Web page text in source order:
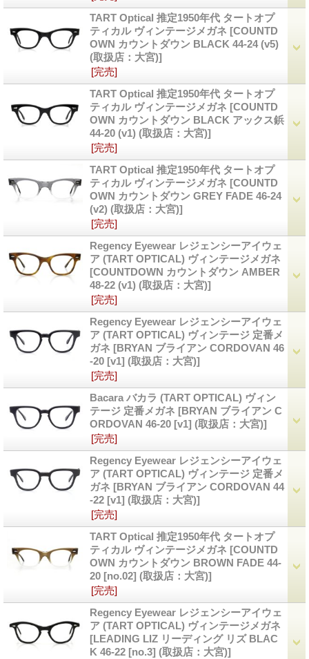
TART Optical 推定1950年代 タートオプ
ティカル ヴィンテージメガネ [COUNTD
OWN カウントダウン BLACK 44-24 (v5)
(取扱店：大宮)]
[完売]
TART Optical 推定1950年代 タートオプ
ティカル ヴィンテージメガネ [COUNTD
OWN カウントダウン BLACK アックス鋲
44-20 (v1) (取扱店：大宮)]
[完売]
TART Optical 推定1950年代 タートオプ
ティカル ヴィンテージメガネ [COUNTD
OWN カウントダウン GREY FADE 46-24
(v2) (取扱店：大宮)]
[完売]
Regency Eyewear レジェンシーアイウェ
ア (TART OPTICAL) ヴィンテージメガネ
[COUNTDOWN カウントダウン AMBER
48-22 (v1) (取扱店：大宮)]
[完売]
Regency Eyewear レジェンシーアイウェ
ア (TART OPTICAL) ヴィンテージ 定番メ
ガネ [BRYAN ブライアン CORDOVAN 46
-20 [v1] (取扱店：大宮)]
[完売]
Bacara バカラ (TART OPTICAL) ヴィン
テージ 定番メガネ [BRYAN ブライアン C
ORDOVAN 46-20 [v1] (取扱店：大宮)]
[完売]
Regency Eyewear レジェンシーアイウェ
ア (TART OPTICAL) ヴィンテージ 定番メ
ガネ [BRYAN ブライアン CORDOVAN 44
-22 [v1] (取扱店：大宮)]
[完売]
TART Optical 推定1950年代 タートオプ
ティカル ヴィンテージメガネ [COUNTD
OWN カウントダウン BROWN FADE 44-
20 [no.02] (取扱店：大宮)]
[完売]
Regency Eyewear レジェンシーアイウェ
ア (TART OPTICAL) ヴィンテージメガネ
[LEADING LIZ リーディング リズ BLAC
K 46-22 [no.3] (取扱店：大宮)]